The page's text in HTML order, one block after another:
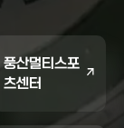
풍산멀티스포
츠센터